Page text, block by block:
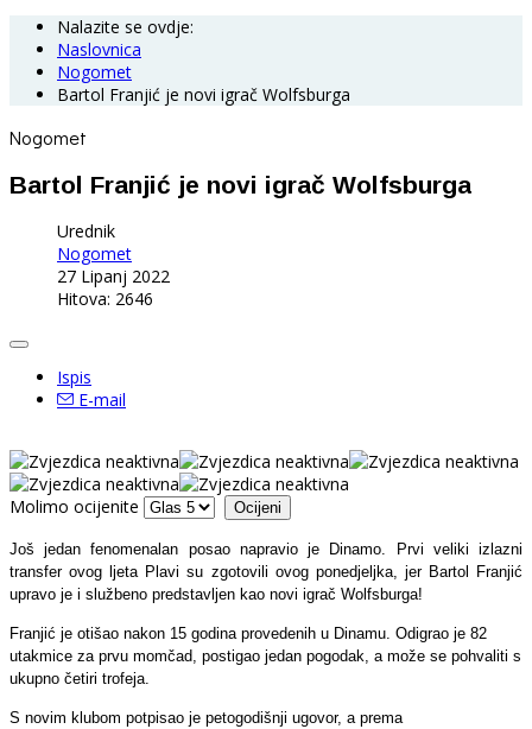
Nalazite se ovdje:
Naslovnica
Nogomet
Bartol Franjić je novi igrač Wolfsburga
Nogomet
Bartol Franjić je novi igrač Wolfsburga
Urednik
Nogomet
27 Lipanj 2022
Hitova: 2646
Ispis
E-mail
Molimo ocijenite
Još jedan fenomenalan posao napravio je Dinamo. Prvi veliki izlazni
transfer ovog ljeta Plavi su zgotovili ovog ponedjeljka, jer Bartol Franjić
upravo je i službeno predstavljen kao novi igrač Wolfsburga!
Franjić je otišao nakon 15 godina provedenih u Dinamu. Odigrao je 82
utakmice za prvu momčad, postigao jedan pogodak, a može se pohvaliti s
ukupno četiri trofeja.
S novim klubom potpisao je petogodišnji ugovor, a prema